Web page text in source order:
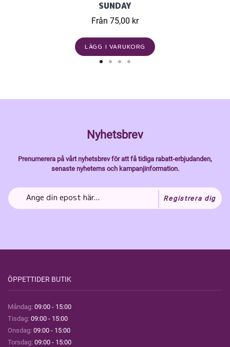
SUNDAY
Från 75,00 kr
LÄGG I VARUKORG
Nyhetsbrev
Prenumerera på vårt nyhetsbrev för att få tidiga rabatt-erbjudanden,
senaste nyheterns och kampanjinformation.
Registrera dig
ÖPPETTIDER BUTIK
Måndag: 09:00 - 15:00
Tisdag: 09:00 - 15:00
Onsdag: 09:00 - 15:00
Torsdag: 09:00 - 15:00